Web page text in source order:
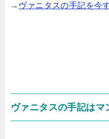
→ ヴァニタスの手記を今
ヴァニタスの手記はマ